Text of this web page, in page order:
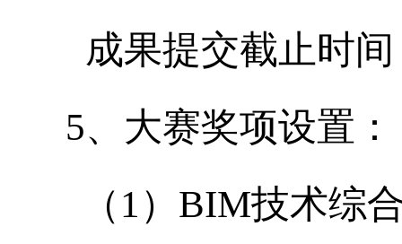
成果提交截止时间
5、大赛奖项设置：
（1）BIM技术综